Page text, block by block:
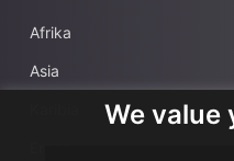
Afrika
Asia
We value